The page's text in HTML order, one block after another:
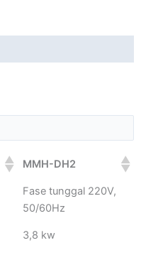
MMH-DH2
Fase tunggal 220V,
50/60Hz
3,8 kw